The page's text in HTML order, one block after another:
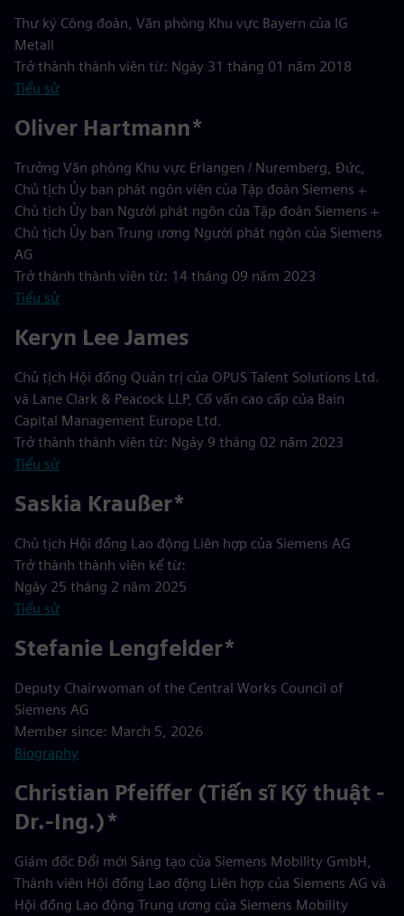
Thư ký Công đoàn, Văn phòng Khu vực Bayern của IG
Metall
Trở thành thành viên từ: Ngày 31 tháng 01 năm 2018
Tiểu sử
Oliver Hartmann*
Trưởng Văn phòng Khu vực Erlangen / Nuremberg, Đức,
Chủ tịch Ủy ban phát ngôn viên của Tập đoàn Siemens +
Chủ tịch Ủy ban Người phát ngôn của Tập đoàn Siemens +
Chủ tịch Ủy ban Trung ương Người phát ngôn của Siemens
AG
Trở thành thành viên từ: 14 tháng 09 năm 2023
Tiểu sử
Keryn Lee James
Chủ tịch Hội đồng Quản trị của OPUS Talent Solutions Ltd.
và Lane Clark & Peacock LLP, Cố vấn cao cấp của Bain
Capital Management Europe Ltd.
Trở thành thành viên từ: Ngày 9 tháng 02 năm 2023
Tiểu sử
Saskia Kraußer*
Chủ tịch Hội đồng Lao động Liên hợp của Siemens AG
Trở thành thành viên kể từ:
Ngày 25 tháng 2 năm 2025
Tiểu sử
Stefanie Lengfelder*
Deputy Chairwoman of the Central Works Council of
Siemens AG
Member since: March 5, 2026
Biography
Christian Pfeiffer (Tiến sĩ Kỹ thuật -
Dr.-Ing.)*
Giám đốc Đổi mới Sáng tạo của Siemens Mobility GmbH,
Thành viên Hội đồng Lao động Liên hợp của Siemens AG và
Hội đồng Lao động Trung ương của Siemens Mobility